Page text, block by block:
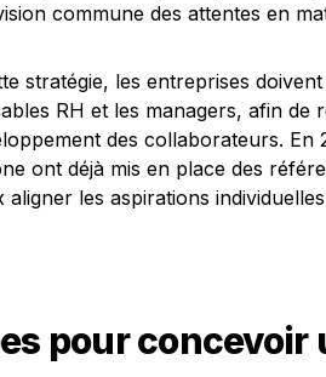
commune des attentes en
stratégie, les entreprises
RH et les managers, afin de
des collaborateurs. En
ont déjà mis en place des
aligner les aspirations
pour